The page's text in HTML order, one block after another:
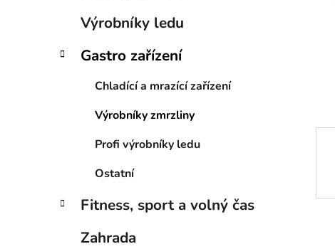
n
Výrobníky ledu
Gastro zařízení
Chladící a mrazící zařízení
Výrobníky zmrzliny
Profi výrobníky ledu
Ostatní
Fitness, sport a volný čas
Zahrada